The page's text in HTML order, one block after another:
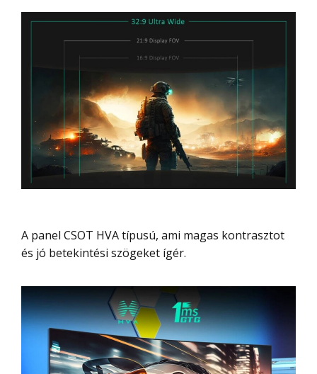
A panel CSOT HVA típusú, ami magas kontrasztot
és jó betekintési szögeket ígér.